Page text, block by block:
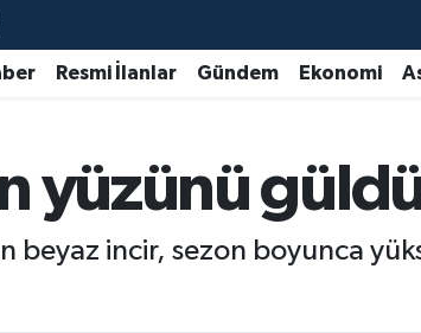
Resmi İlanlar Gündem Ekonomi
yüzünü
beyaz incir, sezon boyunca